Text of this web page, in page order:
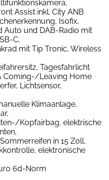
Assist inkl. City ANB
Isofix,
Auto und DAB-Radio mit
C,
mit Tip Tronic, Wireless
Tagesfahrlicht
Coming-/Leaving Home
Lichtsensor,
Klimaanlage,
Kopfairbag, elektrische
in 15 Zoll,
elektronische
6d-Norm